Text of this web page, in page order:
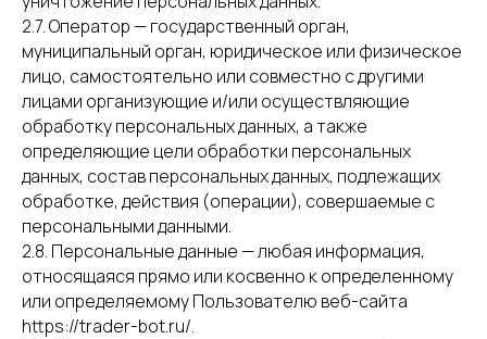
2.7. Оператор — государственный орган,
муниципальный орган, юридическое или физическое
лицо, самостоятельно или совместно с другими
лицами организующие и/или осуществляющие
обработку персональных данных, а также
определяющие цели обработки персональных
данных, состав персональных данных, подлежащих
обработке, действия (операции), совершаемые с
персональными данными.
2.8. Персональные данные — любая информация,
относящаяся прямо или косвенно к определенному
или определяемому Пользователю веб-сайта
https://trader-bot.ru/.